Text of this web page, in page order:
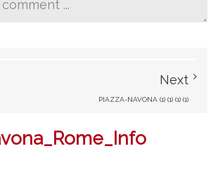
Next
PIAZZA-NAVONA (1) (1) (1) (1)